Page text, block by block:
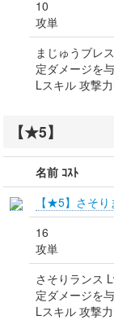
10
攻単
まじゅうブレ
定ダメージを
Lスキル 攻撃
【★5】
名前 ｺｽﾄ
【★5】さそり
16
攻単
さそりランス
定ダメージを
Lスキル 攻撃